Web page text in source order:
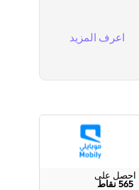
اعرف المزيد
احصل على
565نقاط